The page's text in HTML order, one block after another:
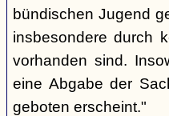
bündischen Jugend
insbesondere durch
vorhanden sind.
eine Abgabe der
geboten erscheint."